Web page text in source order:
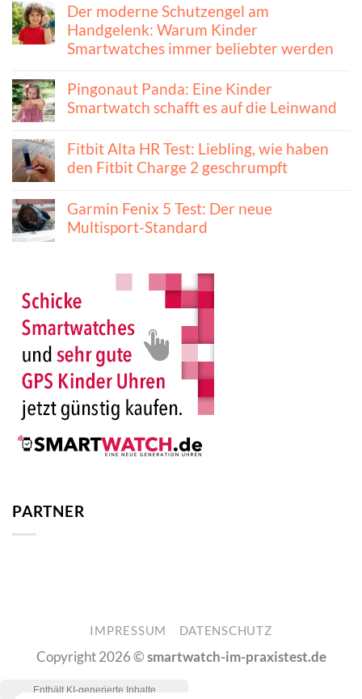
Der moderne Schutzengel am
Handgelenk: Warum Kinder
Smartwatches immer beliebter werden
Pingonaut Panda: Eine Kinder
Smartwatch schafft es auf die Leinwand
Fitbit Alta HR Test: Liebling, wie haben
den Fitbit Charge 2 geschrumpft
Garmin Fenix 5 Test: Der neue
Multisport-Standard
PARTNER
IMPRESSUM DATENSCHUTZ
Copyright 2026 ©smartwatch-im-praxistest.de